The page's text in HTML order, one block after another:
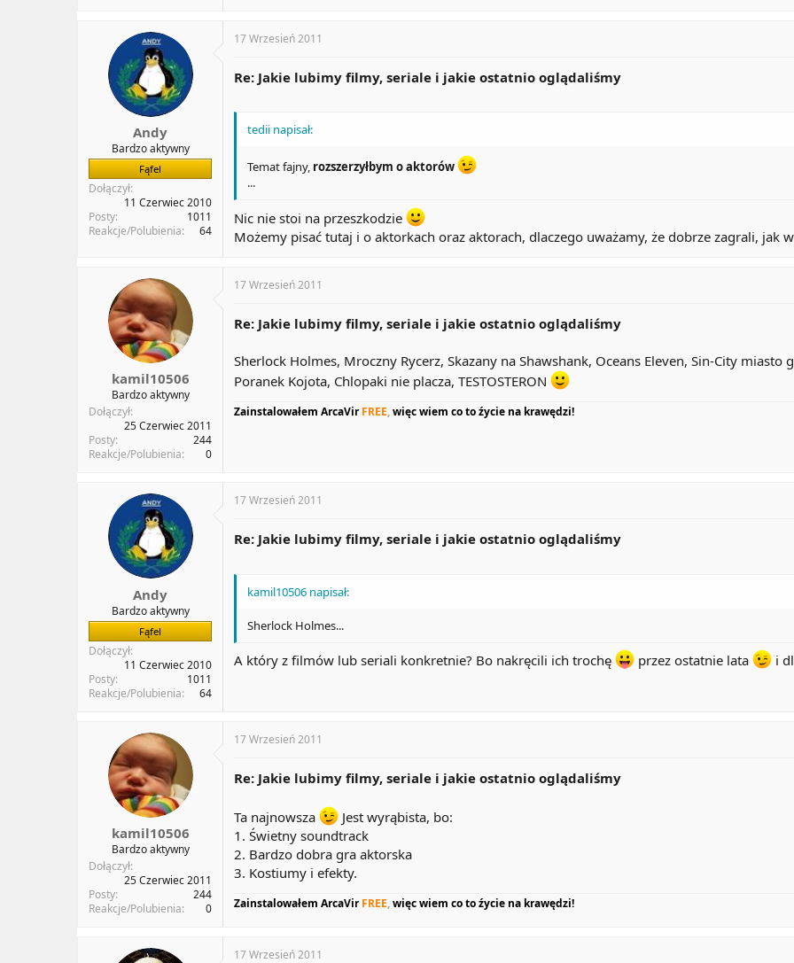
Andy
Bardzo aktywny
Fąfel
Dołączył
11 Czerwiec 2010
Posty
1011
Reakcje/Polubienia
64
17 Wrzesień 2011
Re: Jakie lubimy filmy, seriale i jakie ostatnio oglądaliśmy
tedii napisał:
Temat fajny, rozszerzyłbym o aktorów
...
Nic nie stoi na przeszkodzie
Możemy pisać tutaj i o aktorkach oraz aktorach, dlaczego uważamy, że dobrze zagrali, jak
kamil10506
Bardzo aktywny
Dołączył
25 Czerwiec 2011
Posty
244
Reakcje/Polubienia
0
17 Wrzesień 2011
Re: Jakie lubimy filmy, seriale i jakie ostatnio oglądaliśmy
Sherlock Holmes, Mroczny Rycerz, Skazany na Shawshank, Oceans Eleven, Sin-City
Poranek Kojota, Chlopaki nie placza, TESTOSTERON
Zainstalowałem ArcaVir FREE,więc wiem co to źycie na krawędzi!
Andy
Bardzo aktywny
Fąfel
Dołączył
11 Czerwiec 2010
Posty
1011
Reakcje/Polubienia
64
17 Wrzesień 2011
Re: Jakie lubimy filmy, seriale i jakie ostatnio oglądaliśmy
kamil10506 napisał:
Sherlock Holmes...
A który z filmów lub seriali konkretnie? Bo nakręcili ich trochę przez ostatnie lata i
kamil10506
Bardzo aktywny
Dołączył
25 Czerwiec 2011
Posty
244
Reakcje/Polubienia
0
17 Wrzesień 2011
Re: Jakie lubimy filmy, seriale i jakie ostatnio oglądaliśmy
Ta najnowsza
Jest wyrąbista, bo:
1. Świetny soundtrack
2. Bardzo dobra gra aktorska
3. Kostiumy i efekty.
Zainstalowałem ArcaVir FREE,więc wiem co to źycie na krawędzi!
17 Wrzesień 2011